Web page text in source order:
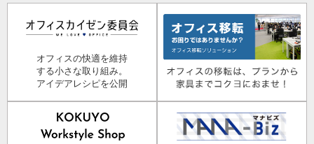
オフィスの快適を維持
する小さな取り組み。
アイデアレシピを公開